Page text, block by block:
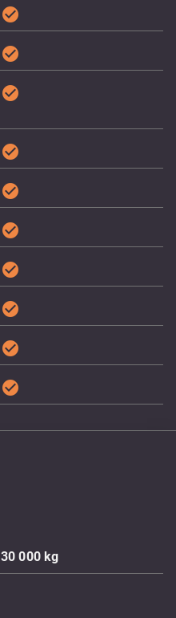
check_circle
check_circle
check_circle
check_circle
check_circle
check_circle
check_circle
check_circle
check_circle
check_circle
30 000kg